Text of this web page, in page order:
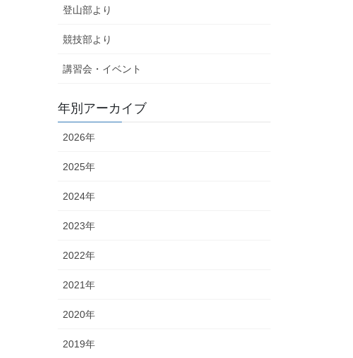
登山部より
競技部より
講習会・イベント
年別アーカイブ
2026年
2025年
2024年
2023年
2022年
2021年
2020年
2019年